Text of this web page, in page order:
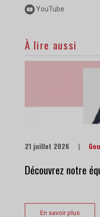
YouTube
À lire aussi
21 juillet 2026 |
Découvrez notre
En savoir plus